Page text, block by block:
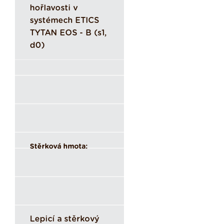
hořlavosti v
systémech ETICS
TYTAN EOS - B (s1,
d0)
Stěrková hmota:
Lepicí a stěrkový